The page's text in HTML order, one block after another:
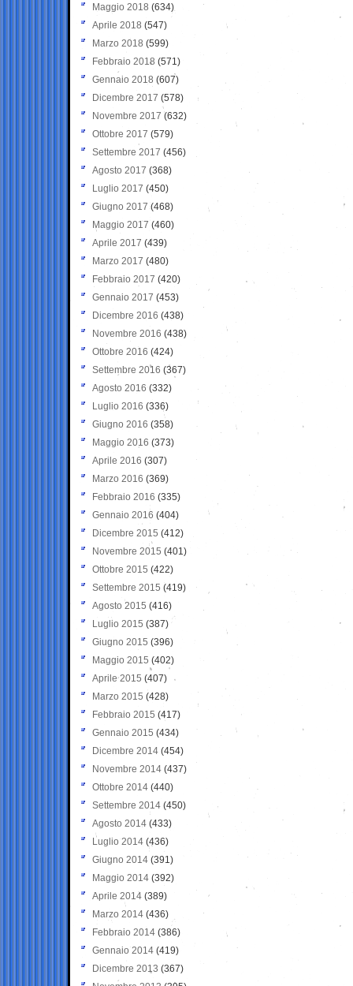
Maggio 2018 (634)
Aprile 2018 (547)
Marzo 2018 (599)
Febbraio 2018 (571)
Gennaio 2018 (607)
Dicembre 2017 (578)
Novembre 2017 (632)
Ottobre 2017 (579)
Settembre 2017 (456)
Agosto 2017 (368)
Luglio 2017 (450)
Giugno 2017 (468)
Maggio 2017 (460)
Aprile 2017 (439)
Marzo 2017 (480)
Febbraio 2017 (420)
Gennaio 2017 (453)
Dicembre 2016 (438)
Novembre 2016 (438)
Ottobre 2016 (424)
Settembre 2016 (367)
Agosto 2016 (332)
Luglio 2016 (336)
Giugno 2016 (358)
Maggio 2016 (373)
Aprile 2016 (307)
Marzo 2016 (369)
Febbraio 2016 (335)
Gennaio 2016 (404)
Dicembre 2015 (412)
Novembre 2015 (401)
Ottobre 2015 (422)
Settembre 2015 (419)
Agosto 2015 (416)
Luglio 2015 (387)
Giugno 2015 (396)
Maggio 2015 (402)
Aprile 2015 (407)
Marzo 2015 (428)
Febbraio 2015 (417)
Gennaio 2015 (434)
Dicembre 2014 (454)
Novembre 2014 (437)
Ottobre 2014 (440)
Settembre 2014 (450)
Agosto 2014 (433)
Luglio 2014 (436)
Giugno 2014 (391)
Maggio 2014 (392)
Aprile 2014 (389)
Marzo 2014 (436)
Febbraio 2014 (386)
Gennaio 2014 (419)
Dicembre 2013 (367)